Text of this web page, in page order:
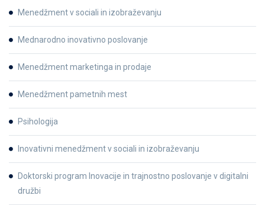
Menedžment v sociali in izobraževanju
Mednarodno inovativno poslovanje
Menedžment marketinga in prodaje
Menedžment pametnih mest
Psihologija
Inovativni menedžment v sociali in izobraževanju
Doktorski program Inovacije in trajnostno poslovanje v digitalni
družbi